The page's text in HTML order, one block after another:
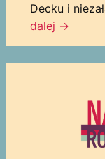
Decku i
dalej →